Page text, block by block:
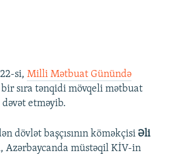
si, Milli Mətbuat Günündə
sıra tənqidi mövqeli mətbuat
etməyib.
dövlət başçısının köməkçisi Əli
Azərbaycanda müstəqil KİV-in